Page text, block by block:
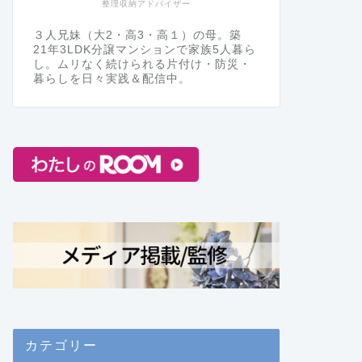
整理収納アドバイザー
３人兄妹（大2・高3・高１）の母。築
21年3LDK分譲マンションで家族5人暮ら
し。ムリなく続けられる片付け・防災・
暮らしを日々実践＆配信中。
カテゴリー